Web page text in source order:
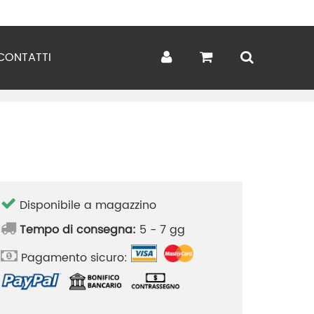
Disponibile a magazzino
Tempo di consegna: 5 - 7 gg
Pagamento sicuro: